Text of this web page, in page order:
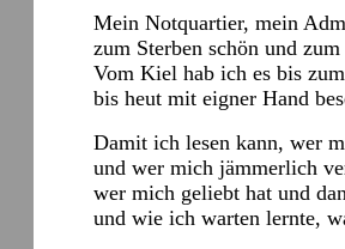
Mein Notquartier, mein
zum Sterben schön und
Vom Kiel hab ich es bis
bis heut mit eigner Hand
Damit ich lesen kann, wer
und wer mich jämmerlich
wer mich geliebt hat und
und wie ich warten lernte,